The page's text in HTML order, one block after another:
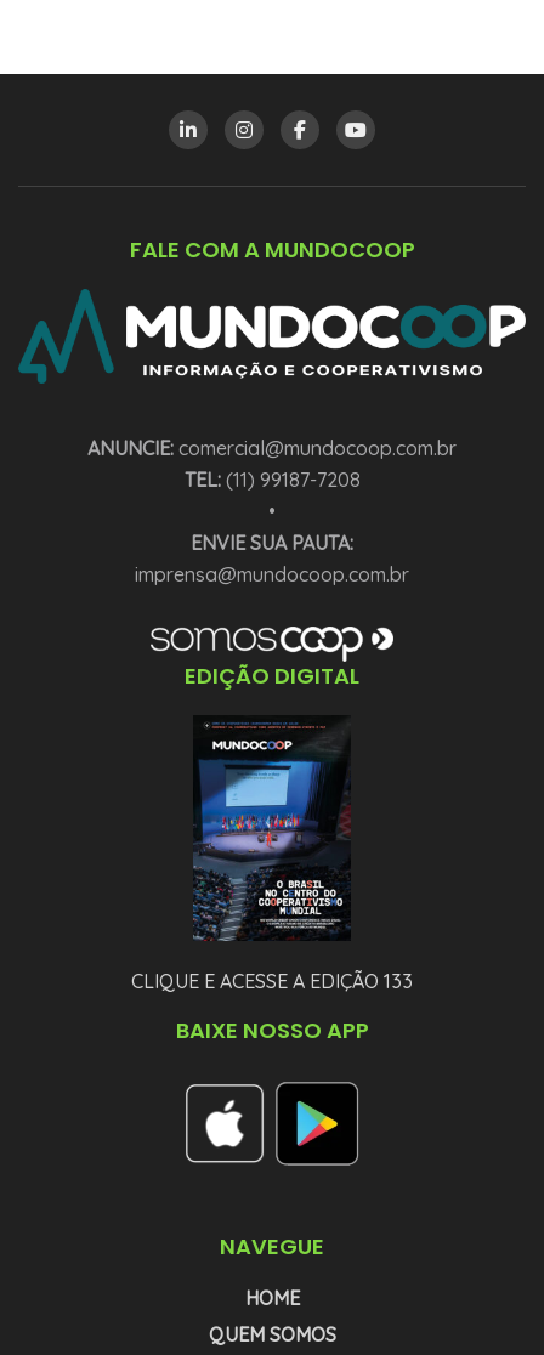
FALE COM A MUNDOCOOP
ANUNCIE: comercial@mundocoop.com.br
TEL:(11) 99187-7208
•
ENVIE SUA PAUTA:
imprensa@mundocoop.com.br
EDIÇÃO DIGITAL
CLIQUE E ACESSE A EDIÇÃO 133
BAIXE NOSSO APP
NAVEGUE
HOME
QUEM SOMOS